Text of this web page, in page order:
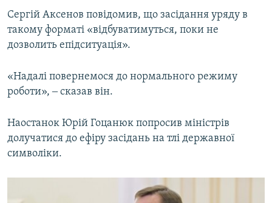
Сергій Аксенов повідомив, що засідання уряду в
такому форматі «відбуватимуться, поки не
дозволить епідситуація».
«Надалі повернемося до нормального режиму
роботи», ‒ сказав він.
Наостанок Юрій Гоцанюк попросив міністрів
долучатися до ефіру засідань на тлі державної
символіки.